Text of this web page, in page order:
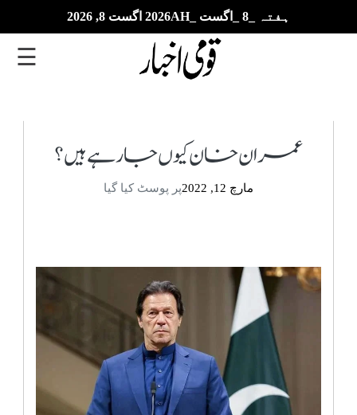
ہفتہ _8 _اگست _2026AH اگست 8, 2026
بین
الاقوامی
خبریں
انٹرٹینمنٹ
☰
عمران خان کیوں جا رہے ہیں؟
مارچ 12, 2022 پر پوسٹ کیا گیا